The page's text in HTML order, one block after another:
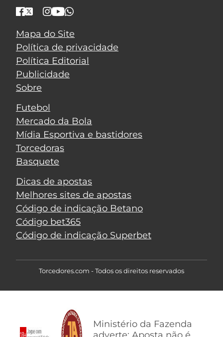
Mapa do Site
Política de privacidade
Política Editorial
Publicidade
Sobre
Futebol
Mercado da Bola
Mídia Esportiva e bastidores
Torcedoras
Basquete
Dicas de apostas
Melhores sites de apostas
Código de indicação Betano
Código bet365
Código de indicação Superbet
Torcedores.com - Todos os direitos reservados
Ministério da Fazenda